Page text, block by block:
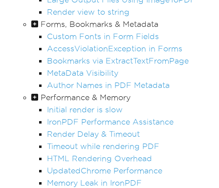
Render view to string
Forms, Bookmarks & Metadata
Custom Fonts in Form Fields
AccessViolationException in Forms
Bookmarks via ExtractTextFromPage
MetaData Visibility
Author Names in PDF Metadata
Performance & Memory
Initial render is slow
IronPDF Performance Assistance
Render Delay & Timeout
Timeout while rendering PDF
HTML Rendering Overhead
UpdatedChrome Performance
Memory Leak in IronPDF